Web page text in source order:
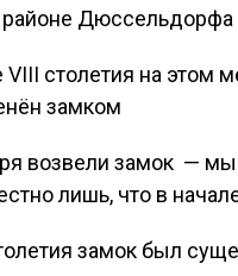
Дюссельдорфа
VIII столетия на этом
замком
возвели замок — мы
лишь, что в
замок был